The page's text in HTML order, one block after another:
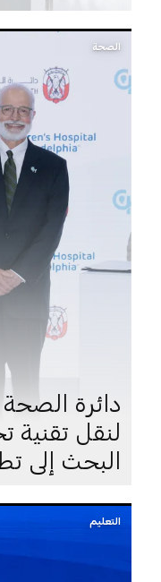
الصحة
دائرة
لنقل تقنية
البحث إلى
التعليم